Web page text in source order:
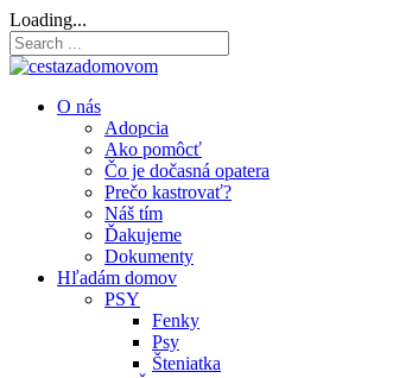
Loading...
O nás
Adopcia
Ako pomôcť
Čo je dočasná opatera
Prečo kastrovať?
Náš tím
Ďakujeme
Dokumenty
Hľadám domov
PSY
Fenky
Psy
Šteniatka